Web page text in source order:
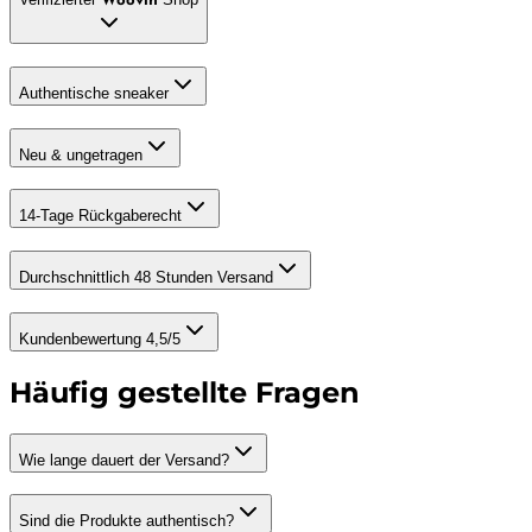
Authentische sneaker
Neu & ungetragen
14-Tage Rückgaberecht
Durchschnittlich 48 Stunden Versand
Kundenbewertung 4,5/5
Häufig gestellte Fragen
Wie lange dauert der Versand?
Sind die Produkte authentisch?